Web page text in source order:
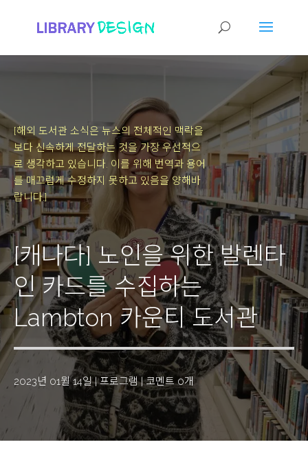
[해외 도서관 소식은 뉴스의 전체적인 맥락을
보다 신속하게 전달하는 것을 가장 우선적으
로 생각하고 있습니다. 이를 위해 번역과 용어
를 매끄럽게 수정하지 못하고 있음을 양해바
랍니다.]
[캐나다] 노인을 위한 발렌타
인 카드를 수집하는
Lambton 카운티 도서관
2023년 01월 14일|프로그램|코멘트 0개